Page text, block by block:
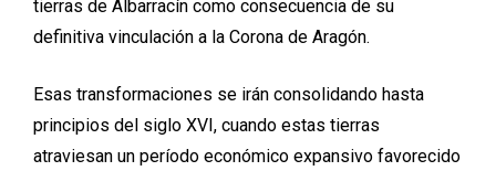
tierras de Albarracín como consecuencia de su
definitiva vinculación a la Corona de Aragón.
Esas transformaciones se irán consolidando hasta
principios del siglo XVI, cuando estas tierras
atraviesan un período económico expansivo favorecido